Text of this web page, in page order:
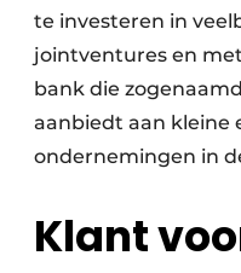
te investeren in
jointventures en
bank die
aanbiedt aan kleine
ondernemingen in
Klant